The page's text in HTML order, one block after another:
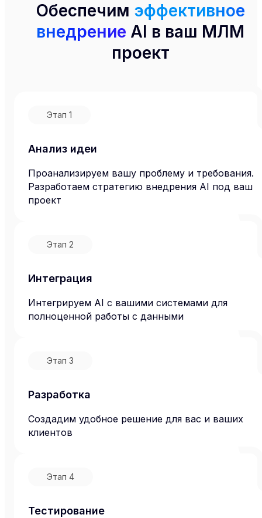
Обеспечим эффективное
внедрение AI в ваш МЛМ
проект
Этап 1
Анализ идеи
Проанализируем вашу проблему и требования.
Разработаем стратегию внедрения AI под ваш
проект
Этап 2
Интеграция
Интегрируем AI с вашими системами для
полноценной работы с данными
Этап 3
Разработка
Создадим удобное решение для вас и ваших
клиентов
Этап 4
Тестирование